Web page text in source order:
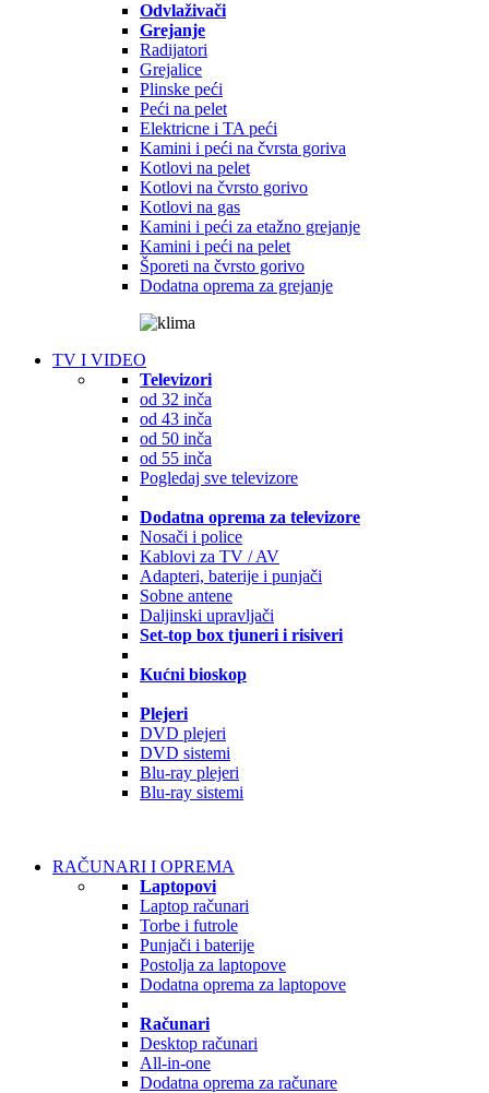
Odvlaživači
Grejanje
Radijatori
Grejalice
Plinske peći
Peći na pelet
Elektricne i TA peći
Kamini i peći na čvrsta goriva
Kotlovi na pelet
Kotlovi na čvrsto gorivo
Kotlovi na gas
Kamini i peći za etažno grejanje
Kamini i peći na pelet
Šporeti na čvrsto gorivo
Dodatna oprema za grejanje
TV I VIDEO
Televizori
od 32 inča
od 43 inča
od 50 inča
od 55 inča
Pogledaj sve televizore
Dodatna oprema za televizore
Nosači i police
Kablovi za TV / AV
Adapteri, baterije i punjači
Sobne antene
Daljinski upravljači
Set-top box tjuneri i risiveri
Kućni bioskop
Plejeri
DVD plejeri
DVD sistemi
Blu-ray plejeri
Blu-ray sistemi
RAČUNARI I OPREMA
Laptopovi
Laptop računari
Torbe i futrole
Punjači i baterije
Postolja za laptopove
Dodatna oprema za laptopove
Računari
Desktop računari
All-in-one
Dodatna oprema za računare